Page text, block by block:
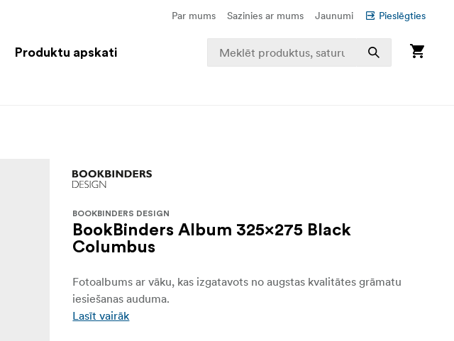
Par mums Sazinies ar mums Jaunumi Pieslēgties
Produktu apskati
BOOKBINDERS DESIGN
BookBinders Album 325x275 Black
Columbus
Fotoalbums ar vāku, kas izgatavots no augstas kvalitātes grāmatu
iesiešanas auduma.
Lasīt vairāk